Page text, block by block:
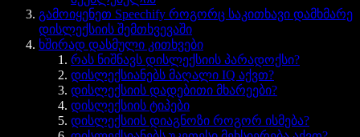
გამოიყენეთ Speechify როგორც საკითხავი დამხმარე
დისლექსიის შემთხვევაში
ხშირად დასმული კითხვები
რას ნიშნავს დისლექსიის პარადოქსი?
დისლექსიანებს მაღალი IQ აქვთ?
დისლექსიის დადებითი მხარეები?
დისლექსიის ტიპები
დისლექსიის დიაგნოზი როგორ ისმება?